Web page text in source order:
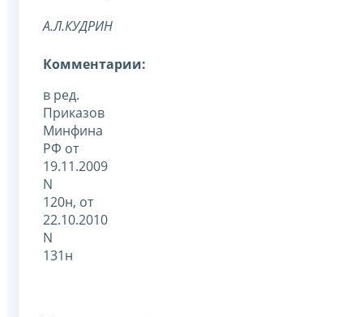
А.Л.КУДРИН
Комментарии:
в ред.
Приказов
Минфина
РФ от
19.11.2009
N
120н, от
22.10.2010
N
131н